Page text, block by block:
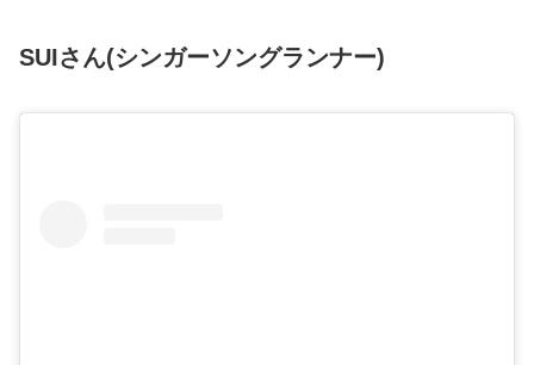
SUIさん(シンガーソングランナー)